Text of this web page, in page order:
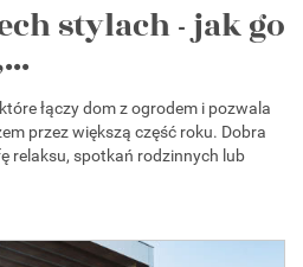
stylach - jak go
łączy dom z ogrodem i pozwala
przez większą część roku. Dobra
relaksu, spotkań rodzinnych lub